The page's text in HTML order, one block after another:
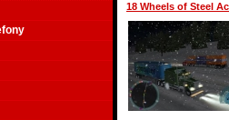
18 Wheels of Steel